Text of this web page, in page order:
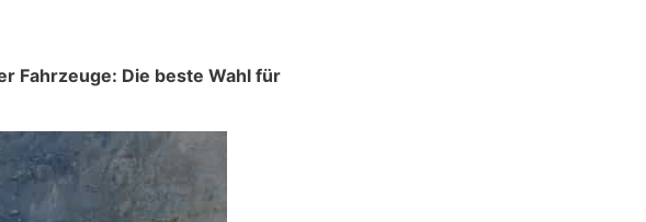
Fahrzeuge: Die beste Wahl für